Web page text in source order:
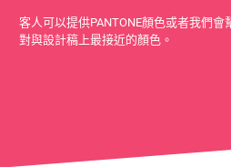
客人可以提供PANTONE顏色或者我們會
對與設計稿上最接近的顏色。